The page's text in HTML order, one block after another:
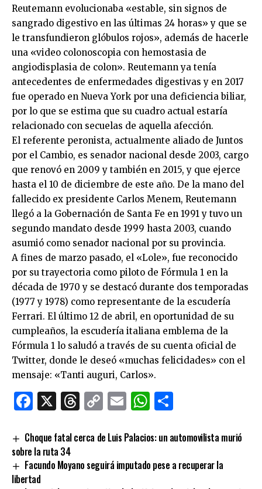
Reutemann evolucionaba «estable, sin signos de
sangrado digestivo en las últimas 24 horas» y que se
le transfundieron glóbulos rojos», además de hacerle
una «video colonoscopia con hemostasia de
angiodisplasia de colon». Reutemann ya tenía
antecedentes de enfermedades digestivas y en 2017
fue operado en Nueva York por una deficiencia biliar,
por lo que se estima que su cuadro actual estaría
relacionado con secuelas de aquella afección.
El referente peronista, actualmente aliado de Juntos
por el Cambio, es senador nacional desde 2003, cargo
que renovó en 2009 y también en 2015, y que ejerce
hasta el 10 de diciembre de este año. De la mano del
fallecido ex presidente Carlos Menem, Reutemann
llegó a la Gobernación de Santa Fe en 1991 y tuvo un
segundo mandato desde 1999 hasta 2003, cuando
asumió como senador nacional por su provincia.
A fines de marzo pasado, el «Lole», fue reconocido
por su trayectoria como piloto de Fórmula 1 en la
década de 1970 y se destacó durante dos temporadas
(1977 y 1978) como representante de la escudería
Ferrari. El último 12 de abril, en oportunidad de su
cumpleaños, la escudería italiana emblema de la
Fórmula 1 lo saludó a través de su cuenta oficial de
Twitter, donde le deseó «muchas felicidades» con el
mensaje: «Tanti auguri, Carlos».
Facebook
X Threads
CopyEmailWhatsApp
Choque fatal cerca de Luis Palacios: un automovilista murió
sobre la ruta 34
Facundo Moyano seguirá imputado pese a recuperar la
libertad